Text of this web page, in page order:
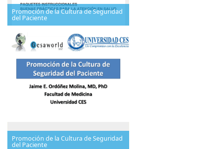
Promoción de la Cultura de Seguridad
del Paciente
Promoción de la Cultura de Seguridad
del Paciente